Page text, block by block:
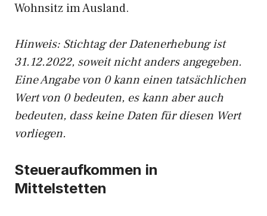
Wohnsitz im Ausland.
Hinweis: Stichtag der Datenerhebung ist
31.12.2022, soweit nicht anders angegeben.
Eine Angabe von 0 kann einen tatsächlichen
Wert von 0 bedeuten, es kann aber auch
bedeuten, dass keine Daten für diesen Wert
vorliegen.
Steueraufkommen in
Mittelstetten